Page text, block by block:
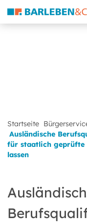
Startseite
Ausländische
für staatlich geprüfte
lassen